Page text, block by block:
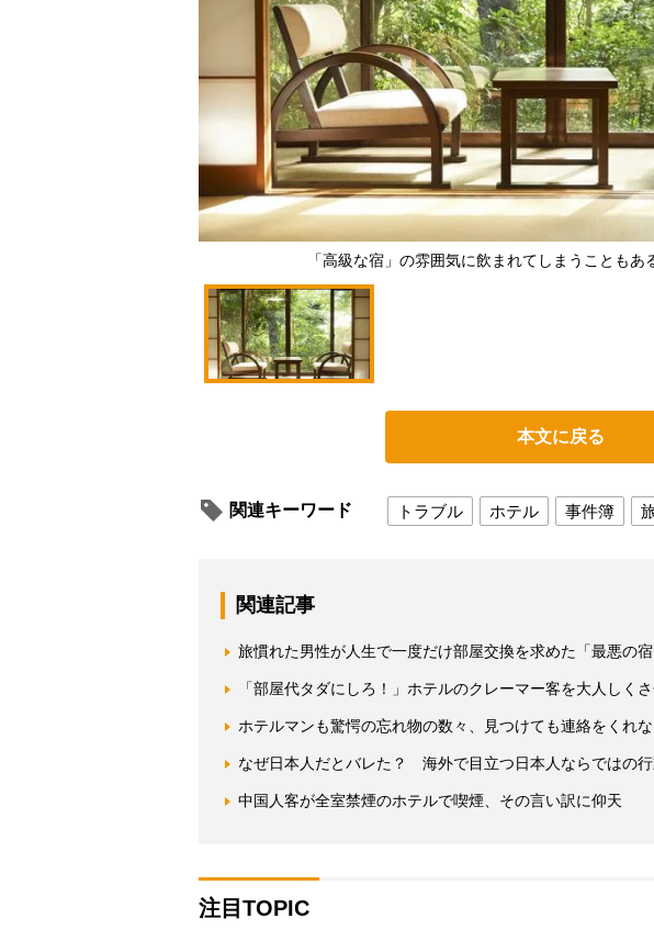
「高級な宿」の雰囲気に飲まれてしまうこともあ
本文に戻る
関連キーワード トラブル ホテル 事件簿
関連記事
旅慣れた男性が人生で一度だけ部屋交換を求めた「最悪の宿
「部屋代タダにしろ！」ホテルのクレーマー客を大人しく
ホテルマンも驚愕の忘れ物の数々、見つけても連絡をくれ
なぜ日本人だとバレた？ 海外で目立つ日本人ならではの
中国人客が全室禁煙のホテルで喫煙、その言い訳に仰天
注目TOPIC